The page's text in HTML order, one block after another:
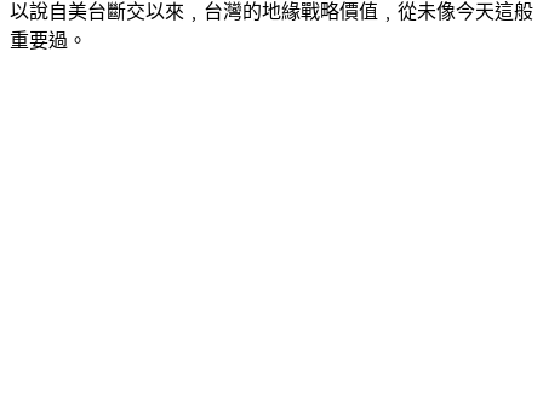
以說自美台斷交以來﹐台灣的地緣戰略價值﹐從未像今天這般
重要過。